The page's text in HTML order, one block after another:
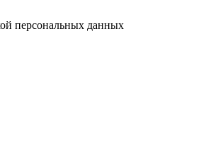
персональных данных